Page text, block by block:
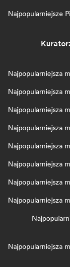
Najpopularniejsze
Najpopularniejsza
Najpopularniejsza
Najpopularniejsza
Najpopularniejsza
Najpopularniejsza
Najpopularniejsza
Najpopularniejsza
Najpopularniejsza
Najpopularniejsza